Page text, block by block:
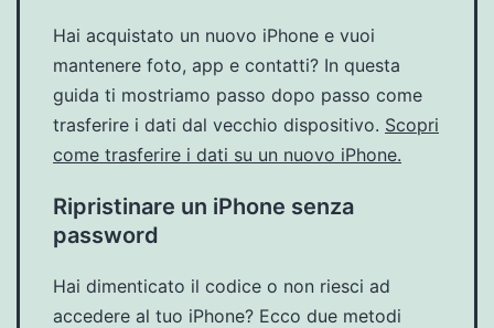
Hai acquistato un nuovo iPhone e vuoi
mantenere foto, app e contatti? In questa
guida ti mostriamo passo dopo passo come
trasferire i dati dal vecchio dispositivo. Scopri
come trasferire i dati su un nuovo iPhone.
Ripristinare un iPhone senza
password
Hai dimenticato il codice o non riesci ad
accedere al tuo iPhone? Ecco due metodi